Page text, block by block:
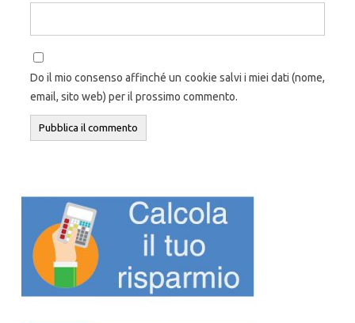
Do il mio consenso affinché un cookie salvi i miei dati (nome,
email, sito web) per il prossimo commento.